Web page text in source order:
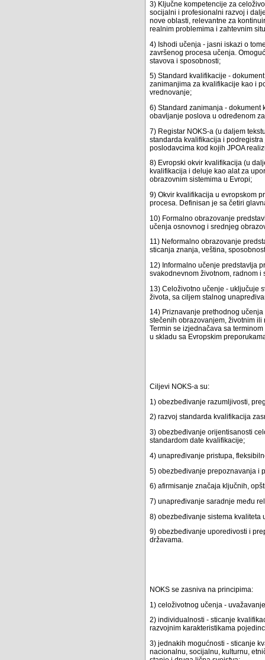
3) Ključne kompetencije za
socijalni i profesionalni razvoj i
nove oblasti, relevantne za
realnim problemima i zahtevnim
4) Ishodi učenja - jasni iskazi o
završenog procesa učenja.
stavova i sposobnosti;
5) Standard kvalifikacije -
zanimanjima za kvalifikacije kao i
vrednovanje;
6) Standard zanimanja - dokument
obavljanje poslova u određenom
7) Registar NOKS-a (u daljem
standarda kvalifikacija i
poslodavcima kod kojih JPOA
8) Evropski okvir kvalifikacija (u
kvalifikacija i deluje kao alat za
obrazovnim sistemima u Evropi;
9) Okvir kvalifikacija u evropskom
procesa. Definisan je sa četiri
10) Formalno obrazovanje
učenja osnovnog i srednjeg
11) Neformalno obrazovanje
sticanja znanja, veština,
12) Informalno učenje predstavlja
svakodnevnom životnom, radnom i
13) Celoživotno učenje - uključuje
života, sa ciljem stalnog
14) Priznavanje prethodnog
stečenih obrazovanjem, životnim
Termin se izjednačava sa
u skladu sa Evropskim
Ciljevi NOKS-a su:
1) obezbeđivanje razumljivosti,
2) razvoj standarda kvalifikacija
3) obezbeđivanje orijentisanosti
standardom date kvalifikacije;
4) unapređivanje pristupa,
5) obezbeđivanje prepoznavanja i
6) afirmisanje značaja ključnih,
7) unapređivanje saradnje među
8) obezbeđivanje sistema kvaliteta
9) obezbeđivanje uporedivosti i
državama.
NOKS se zasniva na principima:
1) celoživotnog učenja -
2) individualnosti - sticanje
razvojnim karakteristikama
3) jednakih mogućnosti - sticanje
nacionalnu, socijalnu, kulturnu,